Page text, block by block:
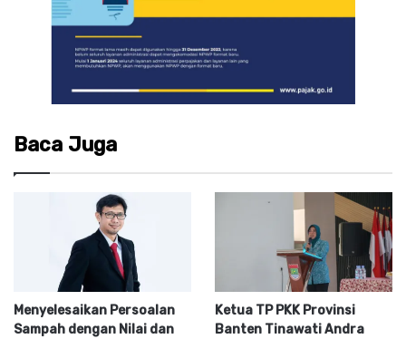
Baca Juga
Menyelesaikan Persoalan
Sampah dengan Nilai dan
Ketua TP PKK Provinsi
Banten Tinawati Andra